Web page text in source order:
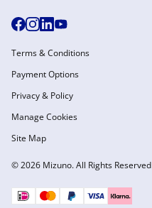
© 2026 Mizuno. All Rights Reserved
Terms & Conditions
Payment Options
Privacy & Policy
Manage Cookies
Site Map